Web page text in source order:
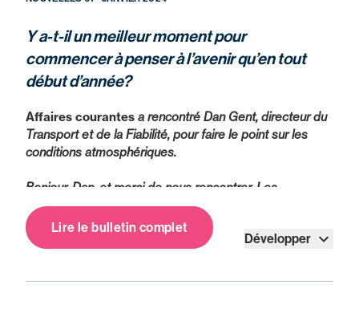
Y a-t-il un meilleur moment pour
commencer à penser à l’avenir qu’en tout
début d’année?
Affaires courantes a rencontré Dan Gent, directeur du
Transport et de la Fiabilité, pour faire le point sur les
conditions atmosphériques.
Bonjour, Dan, et merci de nous rencontrer. Les
conditions météorologiques extrêmes ont beaucoup
occupé les membres d’Électricité Canada en 2023. Des
incendies de forêt ont détruit plus de 3 000 poteaux
Lire le bulletin complet
Développer